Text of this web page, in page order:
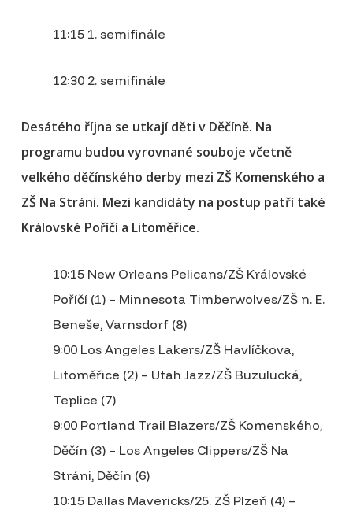
11:15 1. semifinále
12:30 2. semifinále
Desátého října se utkají děti v Děčíně. Na
programu budou vyrovnané souboje včetně
velkého děčínského derby mezi ZŠ Komenského a
ZŠ Na Stráni. Mezi kandidáty na postup patří také
Královské Poříčí a Litoměřice.
10:15 New Orleans Pelicans/ZŠ Královské
Poříčí (1) – Minnesota Timberwolves/ZŠ n. E.
Beneše, Varnsdorf (8)
9:00 Los Angeles Lakers/ZŠ Havlíčkova,
Litoměřice (2) – Utah Jazz/ZŠ Buzulucká,
Teplice (7)
9:00 Portland Trail Blazers/ZŠ Komenského,
Děčín (3) – Los Angeles Clippers/ZŠ Na
Stráni, Děčín (6)
10:15 Dallas Mavericks/25. ZŠ Plzeň (4) –